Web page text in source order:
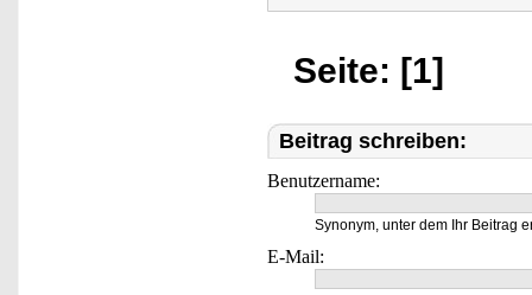
Seite: [1]
Beitrag schreiben:
Benutzername:
Synonym, unter dem Ihr Beitrag
E-Mail: